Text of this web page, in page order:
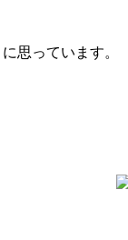
思っています。